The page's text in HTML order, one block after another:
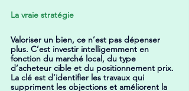
La vraie stratégie
Valoriser un bien, ce n’est pas dépenser
plus. C’est investir intelligemment en
fonction du marché local, du type
d’acheteur cible et du positionnement prix.
La clé est d’identifier les travaux qui
suppriment les objections et améliorent la